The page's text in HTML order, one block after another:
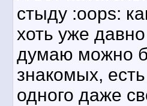
стыду :oops:
хоть уже
думаю можно
знакомых,
одного даже